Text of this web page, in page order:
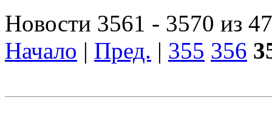
Новости 3561 - 3570 из
Начало | Пред. | 355 356